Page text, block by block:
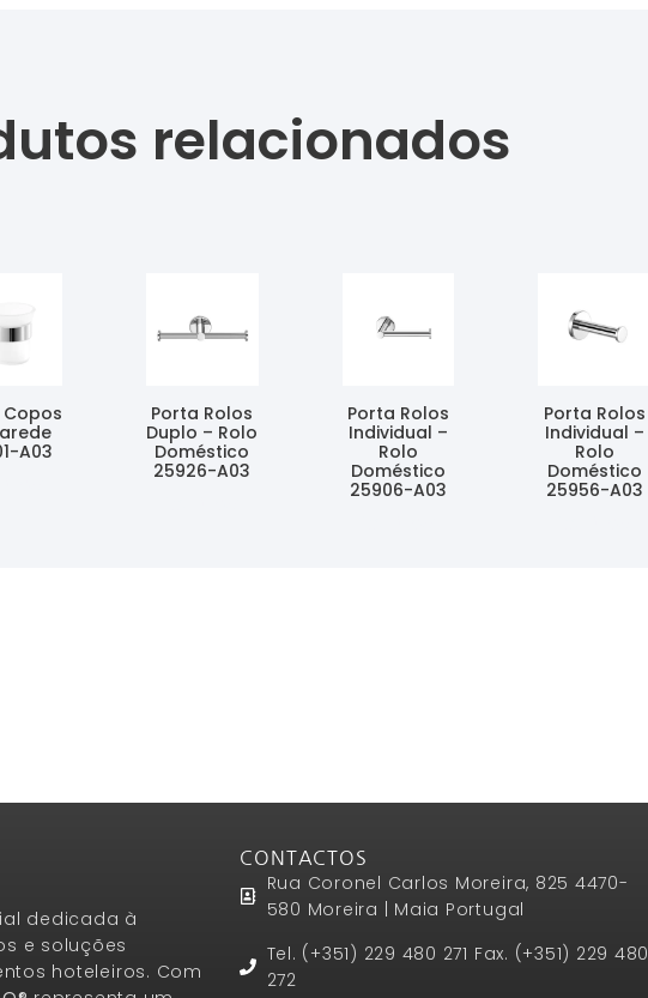
relacionados
A03
Porta Rolos
Duplo – Rolo
Doméstico
25926-A03
Porta Rolos
Individual –
Rolo
Doméstico
25906-A03
Porta Rolos
Individual –
Rolo
Doméstico
25956-A03
dedicada à
e soluções
hoteleiros. Com
CONTACTOS
Rua Coronel Carlos Moreira, 825 4470-
580 Moreira | Maia Portugal
Tel. (+351) 229 480 271 Fax. (+351) 229 480
272